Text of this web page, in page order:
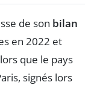
de son bilan
en 2022 et
que le pays
signés lors